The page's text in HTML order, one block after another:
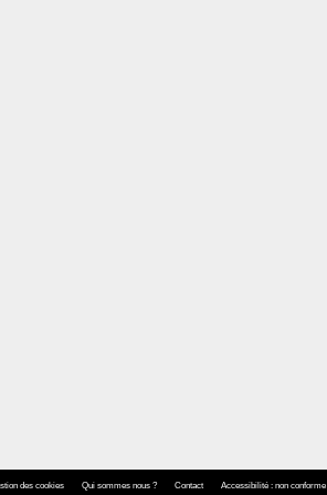
des cookies Qui sommes nous ? Contact Accessibilité : non conforme